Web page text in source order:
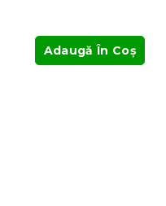
Adaugă În Coş